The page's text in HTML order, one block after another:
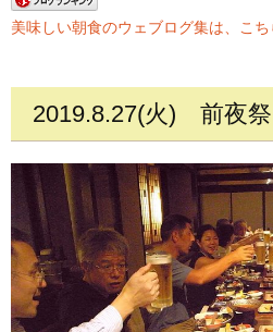
美味しい朝食のウェブログ集は、こち
2019.8.27(火) 前夜祭